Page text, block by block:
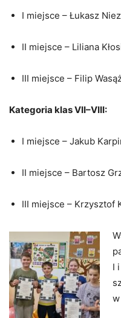
I miejsce – Łukasz
II miejsce – Liliana
III miejsce – Filip
Kategoria klas VII–VIII:
I miejsce – Jakub
II miejsce – Bartosz
III miejsce – Krzysztof
I